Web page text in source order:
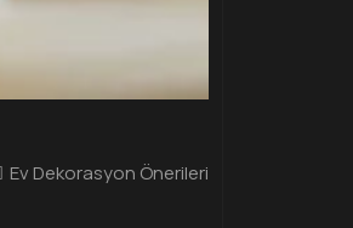
Ev Dekorasyon Önerileri